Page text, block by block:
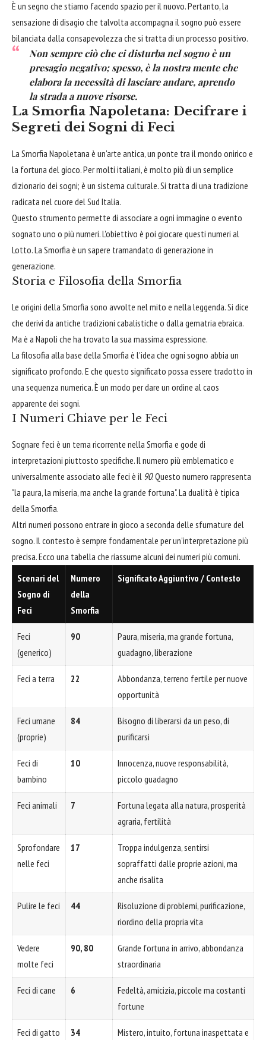
È un segno che stiamo facendo spazio per il nuovo. Pertanto, la
sensazione di disagio che talvolta accompagna il sogno può essere
bilanciata dalla consapevolezza che si tratta di un processo positivo.
Non sempre ciò che ci disturba nel sogno è un
presagio negativo; spesso, è la nostra mente che
elabora la necessità di lasciare andare, aprendo
la strada a nuove risorse.
La Smorfia Napoletana: Decifrare i
Segreti dei Sogni di Feci
La Smorfia Napoletana è un'arte antica, un ponte tra il mondo onirico e
la fortuna del gioco. Per molti italiani, è molto più di un semplice
dizionario dei sogni; è un sistema culturale. Si tratta di una tradizione
radicata nel cuore del Sud Italia.
Questo strumento permette di associare a ogni immagine o evento
sognato uno o più numeri. L'obiettivo è poi giocare questi numeri al
Lotto. La Smorfia è un sapere tramandato di generazione in
generazione.
Storia e Filosofia della Smorfia
Le origini della Smorfia sono avvolte nel mito e nella leggenda. Si dice
che derivi da antiche tradizioni cabalistiche o dalla gematria ebraica.
Ma è a Napoli che ha trovato la sua massima espressione.
La filosofia alla base della Smorfia è l'idea che ogni sogno abbia un
significato profondo. E che questo significato possa essere tradotto in
una sequenza numerica. È un modo per dare un ordine al caos
apparente dei sogni.
I Numeri Chiave per le Feci
Sognare feci è un tema ricorrente nella Smorfia e gode di
interpretazioni piuttosto specifiche. Il numero più emblematico e
universalmente associato alle feci è il 90. Questo numero rappresenta
"la paura, la miseria, ma anche la grande fortuna". La dualità è tipica
della Smorfia.
Altri numeri possono entrare in gioco a seconda delle sfumature del
sogno. Il contesto è sempre fondamentale per un'interpretazione più
precisa. Ecco una tabella che riassume alcuni dei numeri più comuni.
Scenari del
Sogno di
Feci
Numero
della
Smorfia
Significato Aggiuntivo / Contesto
Feci
(generico)
90
Paura, miseria, ma grande fortuna,
guadagno, liberazione
Feci a terra 22
Abbondanza, terreno fertile per nuove
opportunità
Feci umane
(proprie)
84
Bisogno di liberarsi da un peso, di
purificarsi
Feci di
bambino
10
Innocenza, nuove responsabilità,
piccolo guadagno
Feci animali 7
Fortuna legata alla natura, prosperità
agraria, fertilità
Sprofondare
nelle feci
17
Troppa indulgenza, sentirsi
sopraffatti dalle proprie azioni, ma
anche risalita
Pulire le feci 44
Risoluzione di problemi, purificazione,
riordino della propria vita
Vedere
molte feci
90, 80
Grande fortuna in arrivo, abbondanza
straordinaria
Feci di cane 6
Fedeltà, amicizia, piccole ma costanti
fortune
Feci di gatto 34
Mistero, intuito, fortuna inaspettata e